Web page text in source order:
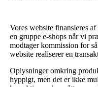
Vores website finansieres
en gruppe e-shops når vi
modtager kommission for
website realiserer en
Oplysninger omkring
hyppigt, men det er ikke